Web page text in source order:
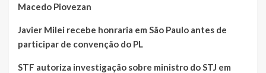
Macedo Piovezan
Javier Milei recebe honraria em São Paulo antes de
participar de convenção do PL
STF autoriza investigação sobre ministro do STJ em